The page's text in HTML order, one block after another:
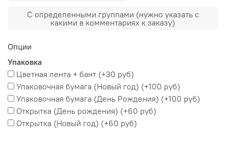
С определенными группами (нужно указать с
какими в комментариях к заказу)
Опции
Упаковка
Цветная лента + бант (+30 руб)
Упаковочная бумага (Новый год) (+100 руб)
Упаковочная бумага (День Рождения) (+100 руб)
Открытка (День рождения) (+60 руб)
Открытка (Новый год) (+60 руб)